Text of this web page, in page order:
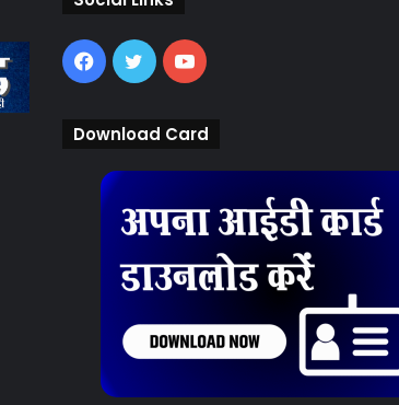
Facebook
TwitterYouTube
Download Card